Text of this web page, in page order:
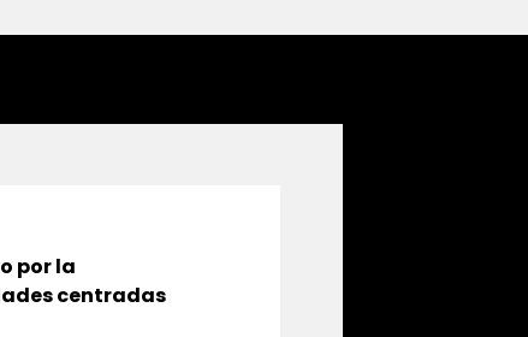
por la
centradas